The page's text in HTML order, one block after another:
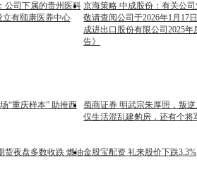
公司下属的贵州医科
立有颐康医养中心
京海策略 中成股份：有关公
敬请查阅公司于2026年1月17
成进出口股份有限公司2025年
告》
“重庆样本” 助推西
蜀商证券 明武宗朱厚照，叛
仅生活混乱建豹房，还有个将
货夜盘多数收跌 燃油金股宝配资 礼来股价下跌3.3%